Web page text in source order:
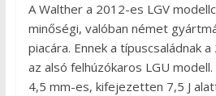
A Walther a 2012-es LGV
minőségi, valóban német
piacára. Ennek a típuscsaládnak
az alsó felhúzókaros LGU
4,5 mm-es, kifejezetten 7,5 J